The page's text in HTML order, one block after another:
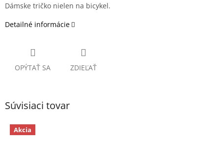
Dámske tričko nielen na bicykel.
Detailné informácie
OPÝTAŤ SA ZDIEĽAŤ
Súvisiaci tovar
Akcia